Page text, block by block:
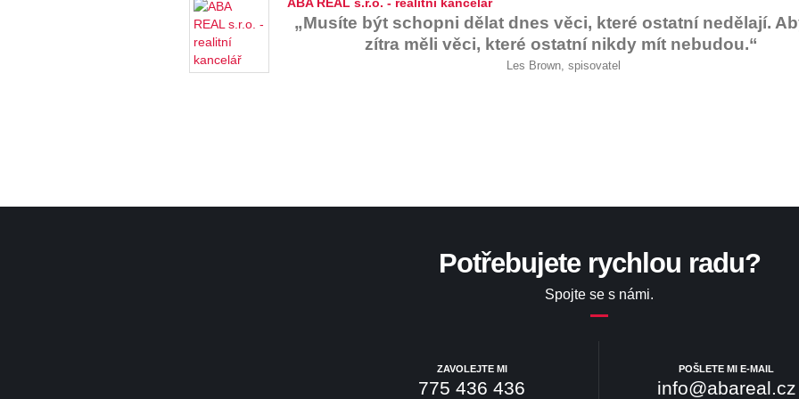
„Musíte být schopni dělat dnes věci, které ostatní nedělají.
zítra měli věci, které ostatní nikdy mít nebudou.“
Les Brown, spisovatel
Potřebujete rychlou radu?
Spojte se s námi.
ZAVOLEJTE MI
775 436 436
POŠLETE MI E-MAIL
info@abareal.cz